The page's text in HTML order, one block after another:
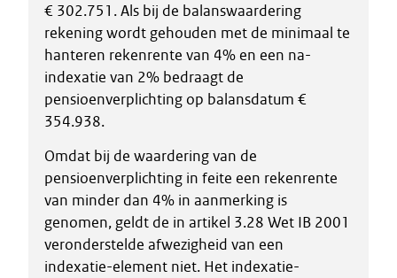
€ 302.751. Als bij de balanswaardering
rekening wordt gehouden met de minimaal te
hanteren rekenrente van 4% en een na-
indexatie van 2% bedraagt de
pensioenverplichting op balansdatum €
354.938.
Omdat bij de waardering van de
pensioenverplichting in feite een rekenrente
van minder dan 4% in aanmerking is
genomen, geldt de in artikel 3.28 Wet IB 2001
veronderstelde afwezigheid van een
indexatie-element niet. Het indexatie-